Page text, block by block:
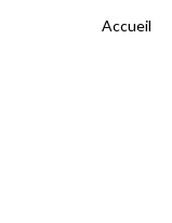
Accueil